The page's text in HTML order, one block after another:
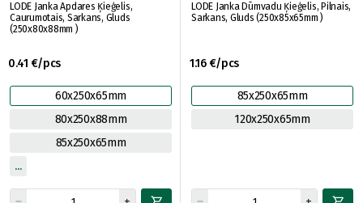
LODE Janka Apdares Ķieģelis,
Caurumotais, Sarkans, Gluds
(250x80x88mm )
0.41 €/pcs
60x250x65mm
80x250x88mm
85x250x65mm
LODE Janka Dūmvadu Ķieģelis, Pilnais,
Sarkans, Gluds (250x85x65mm )
1.16 €/pcs
85x250x65mm
120x250x65mm